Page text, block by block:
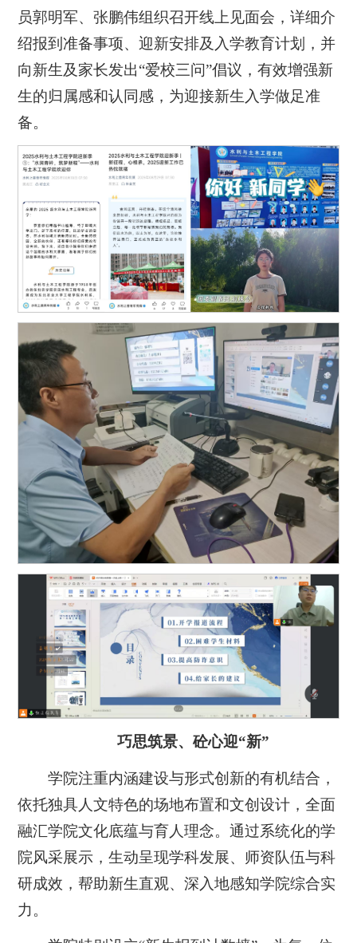
员郭明军、张鹏伟组织召开线上见面会，详细介
绍报到准备事项、迎新安排及入学教育计划，并
向新生及家长发出“爱校三问”倡议，有效增强新
生的归属感和认同感，为迎接新生入学做足准
备。
巧思筑景、砼心迎“新”
学院注重内涵建设与形式创新的有机结合，
依托独具人文特色的场地布置和文创设计，全面
融汇学院文化底蕴与育人理念。通过系统化的学
院风采展示，生动呈现学科发展、师资队伍与科
研成效，帮助新生直观、深入地感知学院综合实
力。